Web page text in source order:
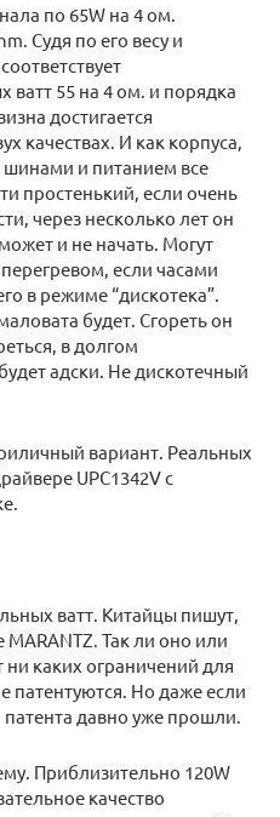
по 65W на 4 ом.
Судя по его весу и
ватт 55 на 4 ом. и порядка
достигается
качествах. И как корпуса,
шинами и питанием все
простенький, если очень
через несколько лет он
и не начать. Могут
если часами
в режиме “дискотека”.
будет. Сгореть он
в долгом
адски. Не дискотечный
вариант. Реальных
UPC1342V с
ватт. Китайцы пишут,
Так ли оно или
ни каких ограничений для
патентуются. Но даже если
давно уже прошли.
Приблизительно 120W
качество